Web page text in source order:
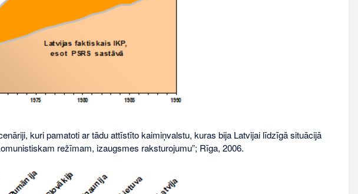
kuri pamatoti ar tādu attīstīto kaimiņvalstu, kuras bija Latvijai līdzīgā situācijā
režīmam, izaugsmes raksturojumu”; Rīga, 2006.